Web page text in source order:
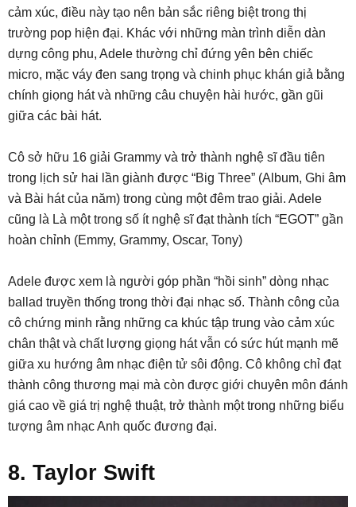
cảm xúc, điều này tạo nên bản sắc riêng biệt trong thị
trường pop hiện đại. Khác với những màn trình diễn dàn
dựng công phu, Adele thường chỉ đứng yên bên chiếc
micro, mặc váy đen sang trọng và chinh phục khán giả bằng
chính giọng hát và những câu chuyện hài hước, gần gũi
giữa các bài hát.
Cô sở hữu 16 giải Grammy và trở thành nghệ sĩ đầu tiên
trong lịch sử hai lần giành được “Big Three” (Album, Ghi âm
và Bài hát của năm) trong cùng một đêm trao giải. Adele
cũng là Là một trong số ít nghệ sĩ đạt thành tích “EGOT” gần
hoàn chỉnh (Emmy, Grammy, Oscar, Tony)
Adele được xem là người góp phần “hồi sinh” dòng nhạc
ballad truyền thống trong thời đại nhạc số. Thành công của
cô chứng minh rằng những ca khúc tập trung vào cảm xúc
chân thật và chất lượng giọng hát vẫn có sức hút mạnh mẽ
giữa xu hướng âm nhạc điện tử sôi động. Cô không chỉ đạt
thành công thương mại mà còn được giới chuyên môn đánh
giá cao về giá trị nghệ thuật, trở thành một trong những biểu
tượng âm nhạc Anh quốc đương đại.
8. Taylor Swift